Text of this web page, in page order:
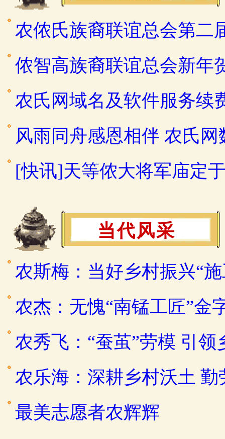
农侬氏族裔联谊总会第二
侬智高族裔联谊总会新年
农氏网域名及软件服务续
风雨同舟感恩相伴 农氏
[快讯]天等侬大将军庙定
当代风采
农斯梅：当好乡村振兴“
农杰：无愧“南锰工匠”金
农秀飞：“蚕茧”劳模 引
农乐海：深耕乡村沃土
最美志愿者农辉辉